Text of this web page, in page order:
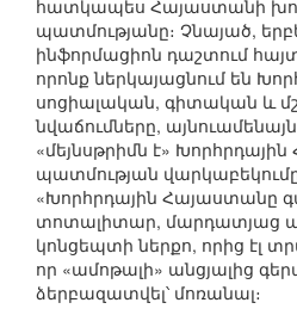
հատկապես Հայաստանի
պատմությանը։ Չնայած,
ինֆորմացիոն դաշտում
որոնք ներկայացնում են
սոցիալական, գիտական և
նվաճումները,
«մեյնսթրիմն է»
պատմության
«Խորհրդային Հայաստանը
տոտալիտար, մարդատյաց
կոնցեպտի ներքո, որից էլ
որ «ամոթալի» անցյալից
ձերբազատվել՝ մոռանալ։